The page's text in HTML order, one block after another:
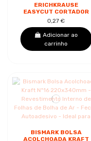
ERICHKRAUSE
EASYCUT CORTADOR
COM FIXADOR PUSH-
LOCK STANDARD 9MM
- SISTEMA DE FIXAÇÃO
DE...
0,27 €
Adicionar ao
carrinho
BISMARK BOLSA
ACOLCHOADA KRAFT